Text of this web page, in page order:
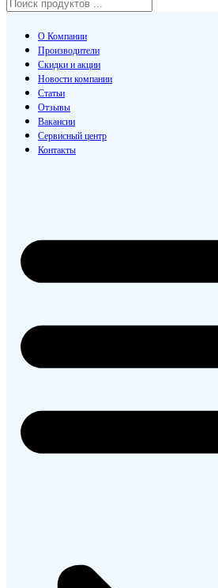
О Компании
Производители
Скидки и акции
Новости компании
Статьи
Отзывы
Вакансии
Сервисный центр
Контакты